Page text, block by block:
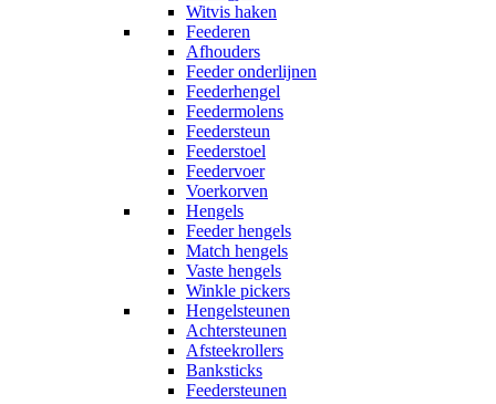
Witvis haken
Feederen
Afhouders
Feeder onderlijnen
Feederhengel
Feedermolens
Feedersteun
Feederstoel
Feedervoer
Voerkorven
Hengels
Feeder hengels
Match hengels
Vaste hengels
Winkle pickers
Hengelsteunen
Achtersteunen
Afsteekrollers
Banksticks
Feedersteunen